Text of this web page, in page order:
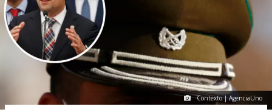
Contexto | AgenciaUno